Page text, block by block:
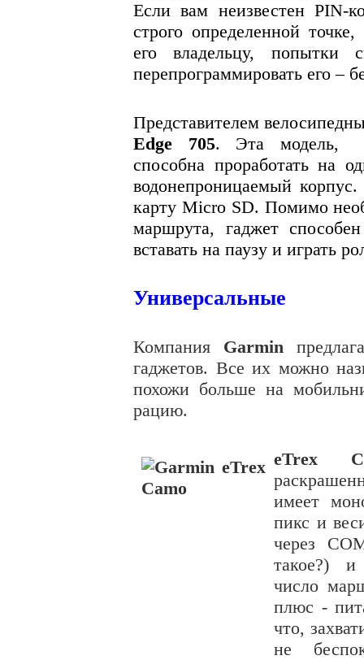
Если вам неизвестен PIN-
строго определенной
его владельцу,
перепрограммировать его –
Представителем
Edge 705. Эта модель,
способна проработать на
водонепроницаемый
карту Micro SD. Помимо
маршрута, гаджет
вставать на паузу и играть
Универсальные
Компания Garmin
гаджетов. Все их можно
похожи больше на
рацию.
eTrex
имеет
пикс и
через
такое?) и
число
плюс -
что,
не